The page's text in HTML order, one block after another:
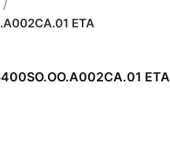
ETA
ETA